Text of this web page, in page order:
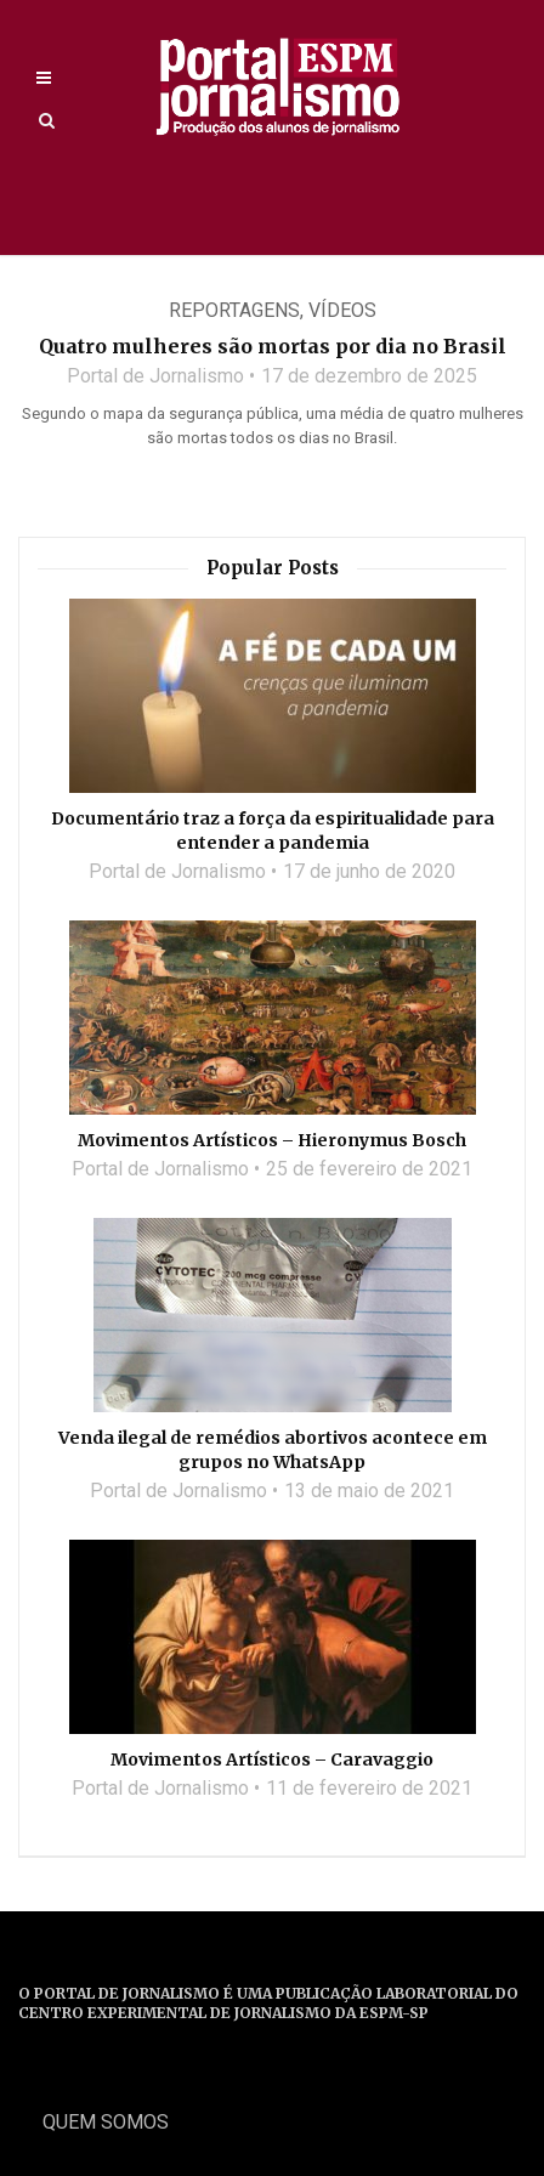
REPORTAGENS, VÍDEOS
Quatro mulheres são mortas por dia no Brasil
Portal de Jornalismo 17 de dezembro de 2025
Segundo o mapa da segurança pública, uma média de quatro mulheres
são mortas todos os dias no Brasil.
Popular Posts
Documentário traz a força da espiritualidade para
entender a pandemia
Portal de Jornalismo 17 de junho de 2020
Movimentos Artísticos – Hieronymus Bosch
Portal de Jornalismo 25 de fevereiro de 2021
Venda ilegal de remédios abortivos acontece em
grupos no WhatsApp
Portal de Jornalismo 13 de maio de 2021
Movimentos Artísticos – Caravaggio
Portal de Jornalismo 11 de fevereiro de 2021
O PORTAL DE JORNALISMO É UMA PUBLICAÇÃO LABORATORIAL DO
CENTRO EXPERIMENTAL DE JORNALISMO DA ESPM-SP
QUEM SOMOS